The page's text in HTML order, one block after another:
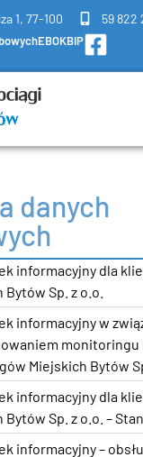
1, 77-100
59 822
EBOKBIP
danych
informacyjny dla
Sp. z o.o.
informacyjny w
monitoringu
Miejskich Bytów
informacyjny dla
Bytów Sp. z o.o. –
informacyjny –